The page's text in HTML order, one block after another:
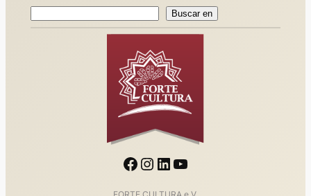
Buscar en
Facebook Instagram LinkedIn YouTube